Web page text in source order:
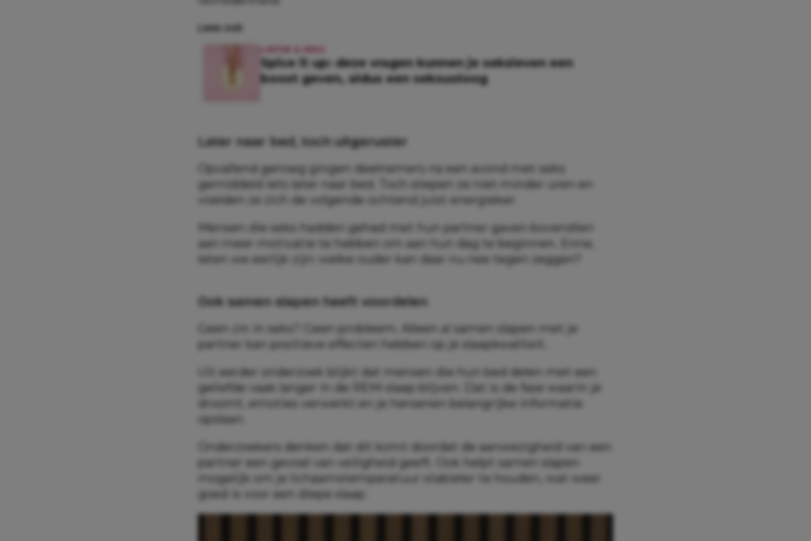
Lees ook
Spice it up: deze vragen kunnen je seksleven een
boost geven, aldus een seksuoloog
Later naar bed, toch uitgeruster
Opvallend genoeg gingen deelnemers na een avond met seks
gemiddeld iets later naar bed. Toch sliepen ze niet minder uren en
voelden ze zich de volgende ochtend juist energieker.
Mensen die seks hadden gehad met hun partner gaven bovendien
aan meer motivatie te hebben om aan hun dag te beginnen. Enne,
laten we eerlijk zijn: welke ouder kan daar nu nee tegen zeggen?
Ook samen slapen heeft voordelen
Geen zin in seks? Geen probleem. Alleen al samen slapen met je
partner kan positieve effecten hebben op je slaapkwaliteit.
Uit eerder onderzoek blijkt dat mensen die hun bed delen met een
geliefde vaak langer in de REM-slaap blijven. Dat is de fase waarin je
droomt, emoties verwerkt en je hersenen belangrijke informatie
opslaan.
Onderzoekers denken dat dit komt doordat de aanwezigheid van een
partner een gevoel van veiligheid geeft. Ook helpt samen slapen
mogelijk om je lichaamstemperatuur stabieler te houden, wat weer
goed is voor een diepe slaap.